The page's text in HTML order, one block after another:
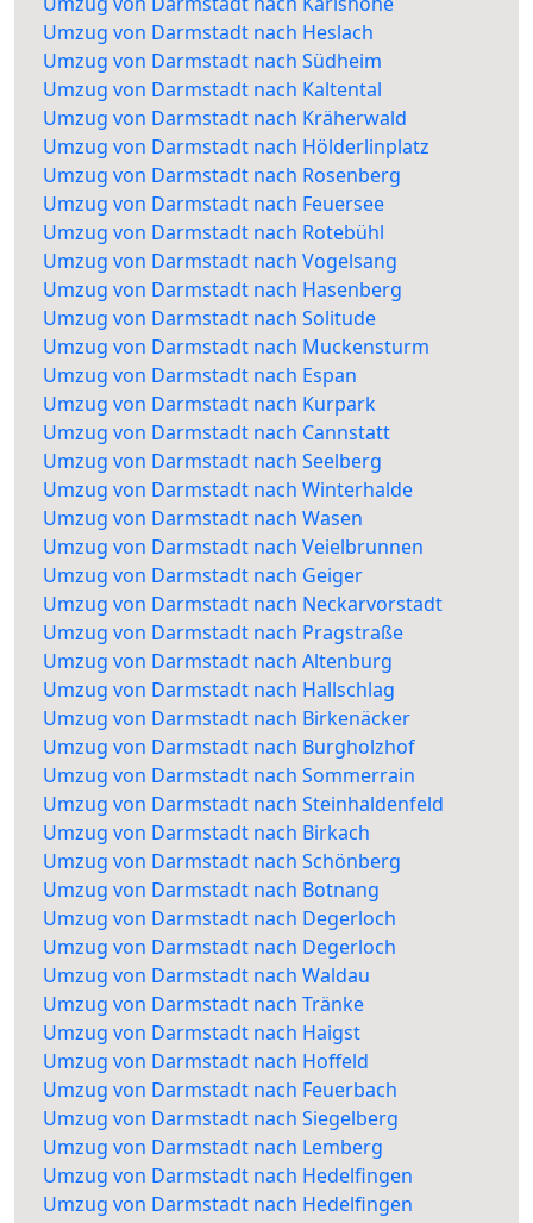
Umzug von Darmstadt nach Heslach
Umzug von Darmstadt nach Südheim
Umzug von Darmstadt nach Kaltental
Umzug von Darmstadt nach Kräherwald
Umzug von Darmstadt nach Hölderlinplatz
Umzug von Darmstadt nach Rosenberg
Umzug von Darmstadt nach Feuersee
Umzug von Darmstadt nach Rotebühl
Umzug von Darmstadt nach Vogelsang
Umzug von Darmstadt nach Hasenberg
Umzug von Darmstadt nach Solitude
Umzug von Darmstadt nach Muckensturm
Umzug von Darmstadt nach Espan
Umzug von Darmstadt nach Kurpark
Umzug von Darmstadt nach Cannstatt
Umzug von Darmstadt nach Seelberg
Umzug von Darmstadt nach Winterhalde
Umzug von Darmstadt nach Wasen
Umzug von Darmstadt nach Veielbrunnen
Umzug von Darmstadt nach Geiger
Umzug von Darmstadt nach Neckarvorstadt
Umzug von Darmstadt nach Pragstraße
Umzug von Darmstadt nach Altenburg
Umzug von Darmstadt nach Hallschlag
Umzug von Darmstadt nach Birkenäcker
Umzug von Darmstadt nach Burgholzhof
Umzug von Darmstadt nach Sommerrain
Umzug von Darmstadt nach Steinhaldenfeld
Umzug von Darmstadt nach Birkach
Umzug von Darmstadt nach Schönberg
Umzug von Darmstadt nach Botnang
Umzug von Darmstadt nach Degerloch
Umzug von Darmstadt nach Degerloch
Umzug von Darmstadt nach Waldau
Umzug von Darmstadt nach Tränke
Umzug von Darmstadt nach Haigst
Umzug von Darmstadt nach Hoffeld
Umzug von Darmstadt nach Feuerbach
Umzug von Darmstadt nach Siegelberg
Umzug von Darmstadt nach Lemberg
Umzug von Darmstadt nach Hedelfingen
Umzug von Darmstadt nach Hedelfingen